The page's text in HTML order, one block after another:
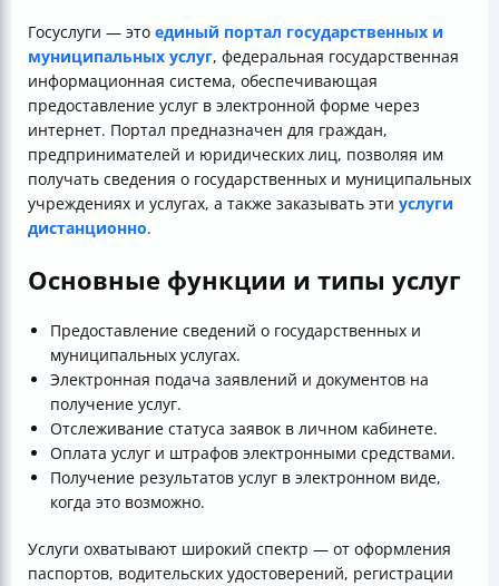
Госуслуги — это единый портал государственных и
муниципальных услуг, федеральная государственная
информационная система, обеспечивающая
предоставление услуг в электронной форме через
интернет. Портал предназначен для граждан,
предпринимателей и юридических лиц, позволяя им
получать сведения о государственных и муниципальных
учреждениях и услугах, а также заказывать эти услуги
дистанционно.
Основные функции и типы услуг
Предоставление сведений о государственных и
муниципальных услугах.
Электронная подача заявлений и документов на
получение услуг.
Отслеживание статуса заявок в личном кабинете.
Оплата услуг и штрафов электронными средствами.
Получение результатов услуг в электронном виде,
когда это возможно.
Услуги охватывают широкий спектр — от оформления
паспортов, водительских удостоверений, регистрации